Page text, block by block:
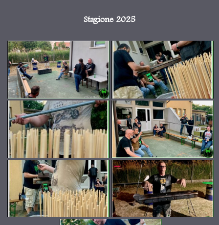
Stagione 2025